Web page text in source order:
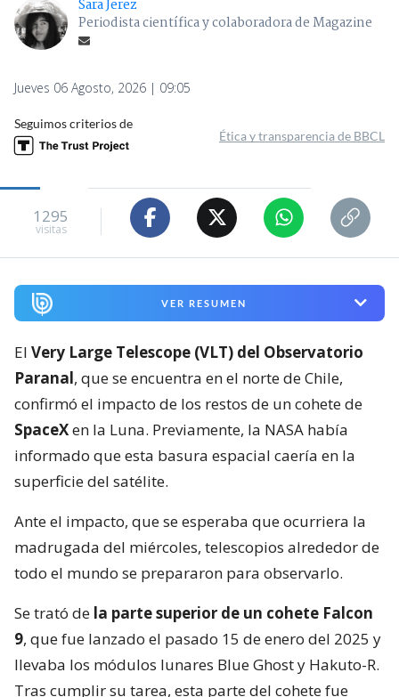
Sara Jerez
Periodista científica y colaboradora de Magazine
Jueves 06 Agosto, 2026 | 09:05
Seguimos criterios de
Ética y transparencia de BBCL
1295
visitas
VER RESUMEN
El Very Large Telescope (VLT) del Observatorio
Paranal, que se encuentra en el norte de Chile,
confirmó el impacto de los restos de un cohete de
SpaceXen la Luna. Previamente, la NASA había
informado que esta basura espacial caería en la
superficie del satélite.
Ante el impacto, que se esperaba que ocurriera la
madrugada del miércoles, telescopios alrededor de
todo el mundo se prepararon para observarlo.
Se trató de la parte superior de un cohete Falcon
9, que fue lanzado el pasado 15 de enero del 2025 y
llevaba los módulos lunares Blue Ghost y Hakuto-R.
Tras cumplir su tarea, esta parte del cohete fue